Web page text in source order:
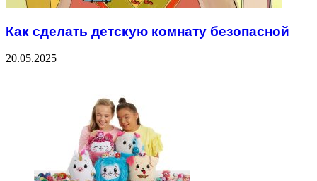
Как сделать детскую комнату безопасной
20.05.2025